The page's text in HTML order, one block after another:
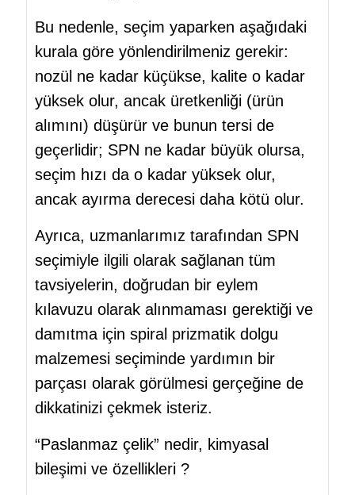
Bu nedenle, seçim yaparken aşağıdaki
kurala göre yönlendirilmeniz gerekir:
nozül ne kadar küçükse, kalite o kadar
yüksek olur, ancak üretkenliği (ürün
alımını) düşürür ve bunun tersi de
geçerlidir; SPN ne kadar büyük olursa,
seçim hızı da o kadar yüksek olur,
ancak ayırma derecesi daha kötü olur.
Ayrıca, uzmanlarımız tarafından SPN
seçimiyle ilgili olarak sağlanan tüm
tavsiyelerin, doğrudan bir eylem
kılavuzu olarak alınmaması gerektiği ve
damıtma için spiral prizmatik dolgu
malzemesi seçiminde yardımın bir
parçası olarak görülmesi gerçeğine de
dikkatinizi çekmek isteriz.
“Paslanmaz çelik” nedir, kimyasal
bileşimi ve özellikleri ?